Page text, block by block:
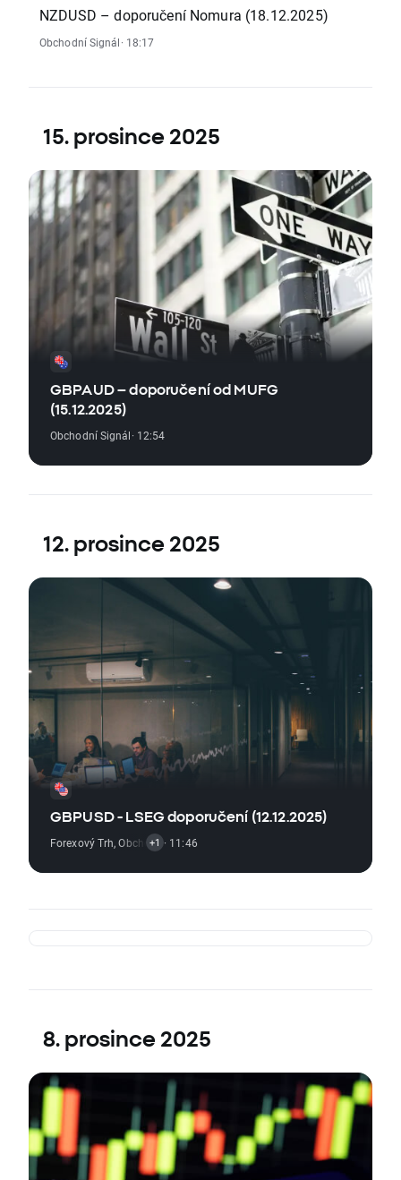
NZDUSD – doporučení Nomura (18.12.2025)
Obchodní Signál· 18:17
15. prosince 2025
GBPAUD – doporučení od MUFG
(15.12.2025)
Obchodní Signál· 12:54
12. prosince 2025
GBPUSD - LSEG doporučení (12.12.2025)
Forexový Trh,Obchodní Signál
+1 · 11:46
8. prosince 2025